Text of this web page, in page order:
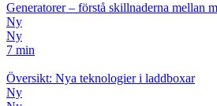
Generatorer – förstå skillnaderna mellan
Ny
Ny
7 min
Översikt: Nya teknologier i laddboxar
Ny